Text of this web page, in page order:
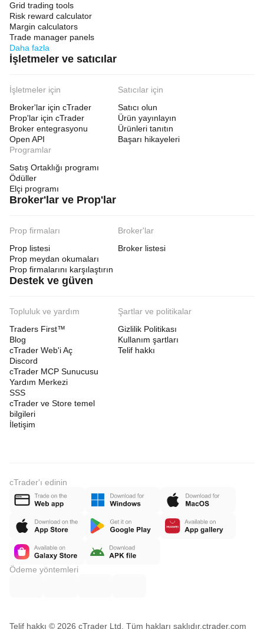
Grid trading tools
Risk reward calculator
Margin calculators
Trade manager panels
Daha fazla
İşletmeler ve satıcılar
İşletmeler için
Broker'lar için cTrader
Prop'lar için cTrader
Broker entegrasyonu
Open API
Satıcılar için
Satıcı olun
Ürün yayınlayın
Ürünleri tanıtın
Başarı hikayeleri
Programlar
Satış Ortaklığı programı
Ödüller
Elçi programı
Broker'lar ve Prop'lar
Prop firmaları
Prop listesi
Prop meydan okumaları
Prop firmalarını karşılaştırın
Broker'lar
Broker listesi
Destek ve güven
Topluluk ve yardım
Traders First™
Blog
cTrader Web'i Aç
Discord
cTrader MCP Sunucusu
Yardım Merkezi
SSS
cTrader ve Store temel
bilgileri
İletişim
Şartlar ve politikalar
Gizlilik Politikası
Kullanım şartları
Telif hakkı
cTrader'ı edinin
Ödeme yöntemleri
Telif hakkı © 2026 cTrader Ltd. Tüm hakları saklıdır.ctrader.com